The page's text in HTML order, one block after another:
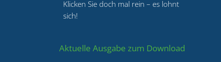
Klicken Sie doch mal rein – es lohnt
sich!
Aktuelle Ausgabe zum Download